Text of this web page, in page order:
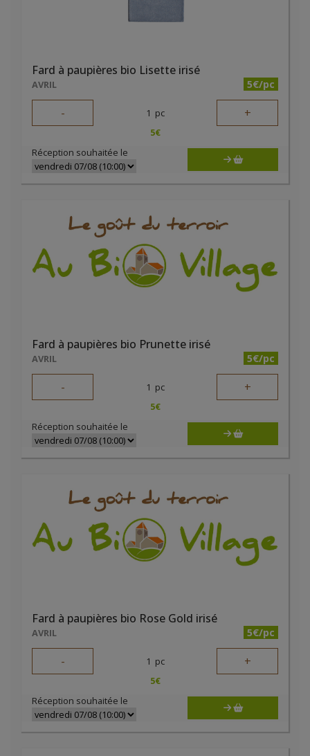
Fard à paupières bio Lisette irisé
AVRIL 5€/pc
- 1 pc +
5€
Réception souhaitée le
Fard à paupières bio Prunette irisé
AVRIL 5€/pc
- 1 pc +
5€
Réception souhaitée le
Fard à paupières bio Rose Gold irisé
AVRIL 5€/pc
- 1 pc +
5€
Réception souhaitée le